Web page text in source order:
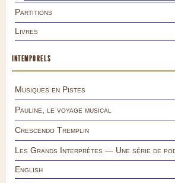
Partitions
Livres
INTEMPORELS
Musiques en Pistes
Pauline, le voyage musical
Crescendo Tremplin
Les Grands Interprètes — Une série de
English